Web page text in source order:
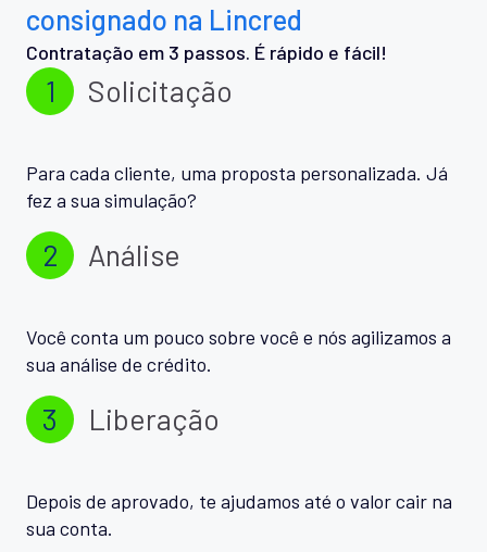
consignado na Lincred
Contratação em 3 passos. É rápido e fácil!
1 Solicitação
Para cada cliente, uma proposta personalizada. Já
fez a sua simulação?
2 Análise
Você conta um pouco sobre você e nós agilizamos a
sua análise de crédito.
3 Liberação
Depois de aprovado, te ajudamos até o valor cair na
sua conta.